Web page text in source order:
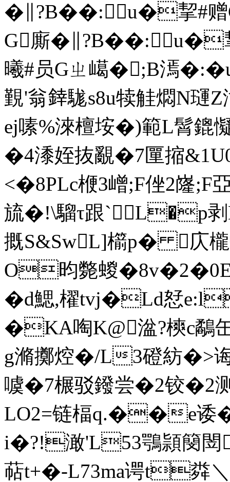
�∥?B��:u�挈#
G廝�
曦#员Gㄓ嶱�;B漹
覲'翁﨨駹s8u犊觟燜N
ej嗉%淶檀垵 �)範L髾鎞
�4潻姪抜覶�7匰摍
<�8ΡLc楩3嶒;F侳2嶐;F
旈 �!\騮τ跟`L�p
摡S&SwL]櫤p� 庂櫳
O昀斃蝬
�d鰓,櫂tvj�Ld恏
�KA啕K@湓?樉c
g滫擲焢�/L3磴紡�>诲
噳�7榐驳鏺尝�2铰�2
LO2=链楅q.��e诿
i�?!澉'L53鶚頴簢
萜t+�-L73ma谔t粦